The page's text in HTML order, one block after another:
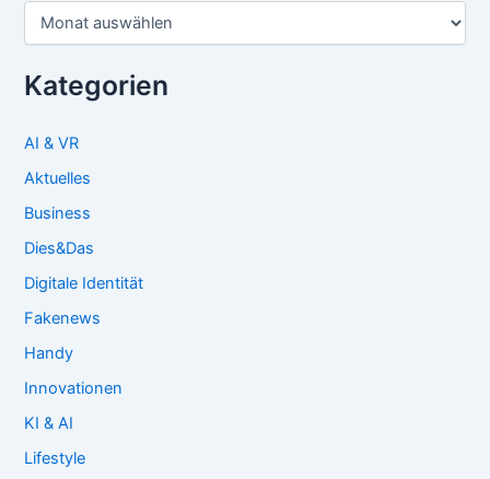
Archiv
Kategorien
AI & VR
Aktuelles
Business
Dies&Das
Digitale Identität
Fakenews
Handy
Innovationen
KI & AI
Lifestyle